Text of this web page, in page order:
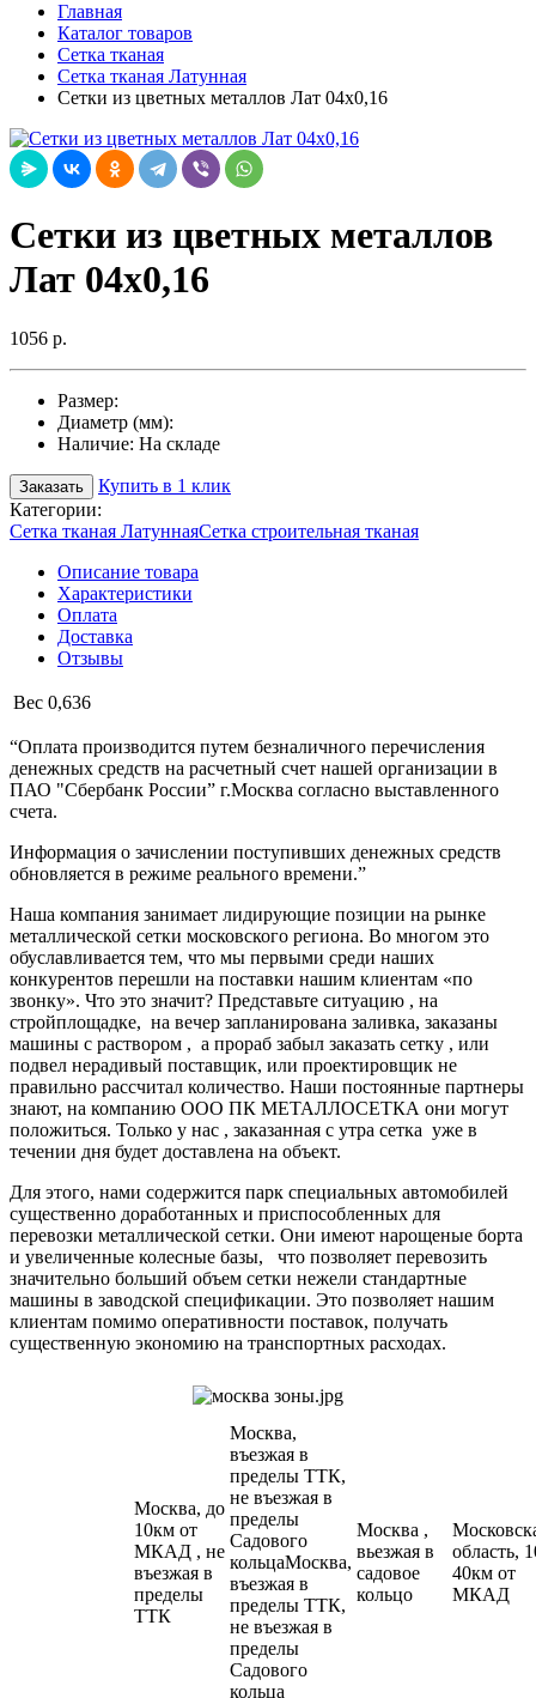
Главная
Каталог товаров
Сетка тканая
Сетка тканая Латунная
Сетки из цветных металлов Лат 04х0,16
Сетки из цветных металлов
Лат 04х0,16
1056 р.
Размер:
Диаметр (мм):
Наличие: На складе
Заказать
Купить в 1 клик
Категории:
Сетка тканая ЛатуннаяСетка строительная тканая
Описание товара
Характеристики
Оплата
Доставка
Отзывы
Вес 0,636
“Оплата производится путем безналичного перечисления
денежных средств на расчетный счет нашей организации в
ПАО "Сбербанк России” г.Москва согласно выставленного
счета.
Информация о зачислении поступивших денежных средств
обновляется в режиме реального времени.”
Наша компания занимает лидирующие позиции на рынке
металлической сетки московского региона. Во многом это
обуславливается тем, что мы первыми среди наших
конкурентов перешли на поставки нашим клиентам «по
звонку». Что это значит? Представьте ситуацию , на
стройплощадке, на вечер запланирована заливка, заказаны
машины с раствором , а прораб забыл заказать сетку , или
подвел нерадивый поставщик, или проектировщик не
правильно рассчитал количество. Наши постоянные партнеры
знают, на компанию ООО ПК МЕТАЛЛОСЕТКА они могут
положиться. Только у нас , заказанная с утра сетка уже в
течении дня будет доставлена на объект.
Для этого, нами содержится парк специальных автомобилей
существенно доработанных и приспособленных для
перевозки металлической сетки. Они имеют нарощеные борта
и увеличенные колесные базы, что позволяет перевозить
значительно больший объем сетки нежели стандартные
машины в заводской спецификации. Это позволяет нашим
клиентам помимо оперативности поставок, получать
существенную экономию на транспортных расходах.
Москва, до
10км от
МКАД , не
въезжая в
пределы
ТТК
Москва,
въезжая в
пределы ТТК,
не въезжая в
пределы
Садового
кольцаМосква,
въезжая в
пределы ТТК,
не въезжая в
пределы
Садового
кольца
Москва ,
вьезжая в
садовое
кольцо
область,
40км от
МКАД